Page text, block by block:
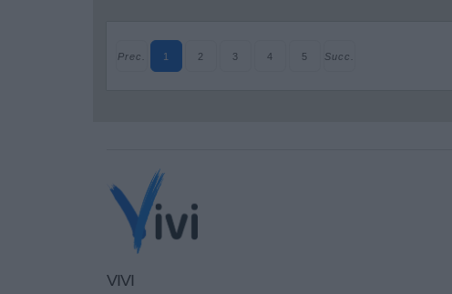
Prec. 1 2 3 4 5 Succ.
VIVI